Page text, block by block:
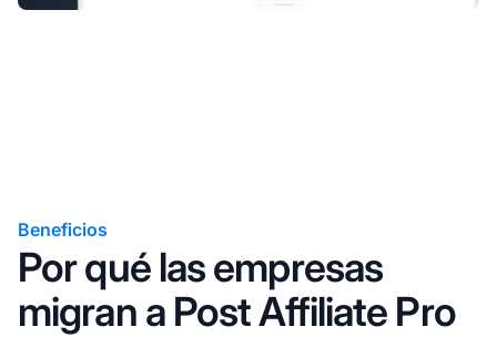
Beneficios
Por qué las empresas
migran a Post Affiliate Pro